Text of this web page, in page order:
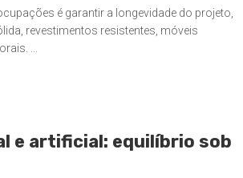
é garantir a longevidade do projeto,
revestimentos resistentes, móveis
...
e artificial: equilíbrio sob